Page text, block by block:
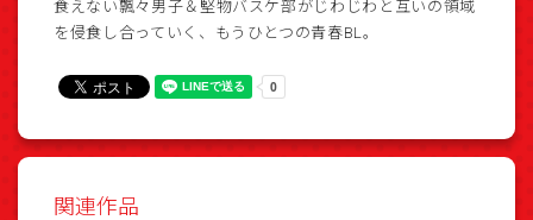
食えない飄々男子＆堅物バスケ部がじわじわと互いの領域
を侵食し合っていく、もうひとつの青春BL。
関連作品